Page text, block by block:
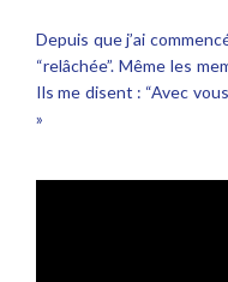
Depuis que j’ai
“relâchée”. Même les
Ils me disent : “Avec
»